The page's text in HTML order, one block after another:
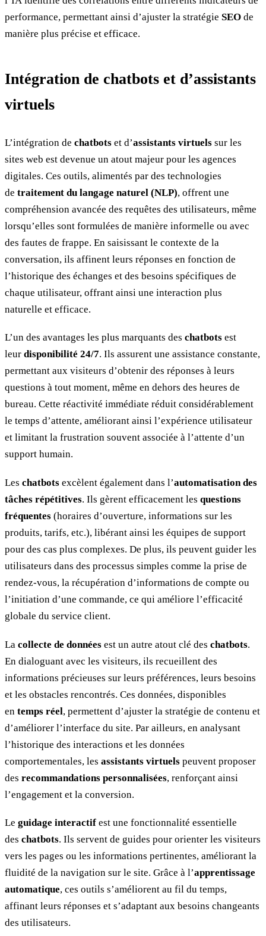
performance, permettant ainsi d’ajuster la stratégie SEO de
manière plus précise et efficace.
Intégration de chatbots et d’assistants
virtuels
L’intégration de chatbots et d’assistants virtuels sur les
sites web est devenue un atout majeur pour les agences
digitales. Ces outils, alimentés par des technologies
de traitement du langage naturel (NLP), offrent une
compréhension avancée des requêtes des utilisateurs, même
lorsqu’elles sont formulées de manière informelle ou avec
des fautes de frappe. En saisissant le contexte de la
conversation, ils affinent leurs réponses en fonction de
l’historique des échanges et des besoins spécifiques de
chaque utilisateur, offrant ainsi une interaction plus
naturelle et efficace.
L’un des avantages les plus marquants des chatbots est
leur disponibilité 24/7. Ils assurent une assistance constante,
permettant aux visiteurs d’obtenir des réponses à leurs
questions à tout moment, même en dehors des heures de
bureau. Cette réactivité immédiate réduit considérablement
le temps d’attente, améliorant ainsi l’expérience utilisateur
et limitant la frustration souvent associée à l’attente d’un
support humain.
Les chatbots excèlent également dans l’automatisation des
tâches répétitives. Ils gèrent efficacement les questions
fréquentes (horaires d’ouverture, informations sur les
produits, tarifs, etc.), libérant ainsi les équipes de support
pour des cas plus complexes. De plus, ils peuvent guider les
utilisateurs dans des processus simples comme la prise de
rendez-vous, la récupération d’informations de compte ou
l’initiation d’une commande, ce qui améliore l’efficacité
globale du service client.
La collecte de données est un autre atout clé des chatbots.
En dialoguant avec les visiteurs, ils recueillent des
informations précieuses sur leurs préférences, leurs besoins
et les obstacles rencontrés. Ces données, disponibles
en temps réel, permettent d’ajuster la stratégie de contenu et
d’améliorer l’interface du site. Par ailleurs, en analysant
l’historique des interactions et les données
comportementales, les assistants virtuels peuvent proposer
des recommandations personnalisées, renforçant ainsi
l’engagement et la conversion.
Le guidage interactif est une fonctionnalité essentielle
des chatbots. Ils servent de guides pour orienter les visiteurs
vers les pages ou les informations pertinentes, améliorant la
fluidité de la navigation sur le site. Grâce à l’apprentissage
automatique, ces outils s’améliorent au fil du temps,
affinant leurs réponses et s’adaptant aux besoins changeants
des utilisateurs.